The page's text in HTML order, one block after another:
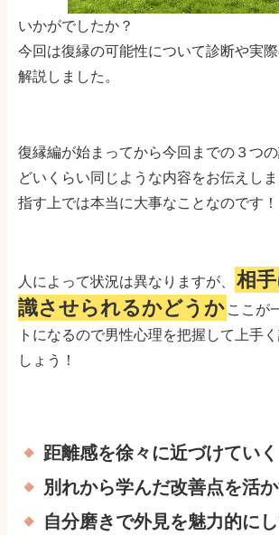
いかがでしたか？
今回は復縁の可能性について診断や実
解説しました。
復縁編が始まってから今回までの３つの
どいくらい同じような内容をお伝えし
指す上では本当に大事なことなのです！
人によって状況は異なりますが、
相
識させられるかどうか ここが
トになるので男性心理を把握して上手
しょう！
距離感を徐々に近づけていく
別れから学んだ改善点を活
自分磨きで外見を魅力的にし